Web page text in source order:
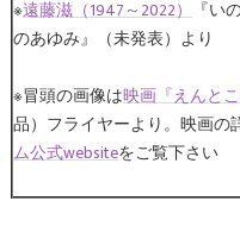
※遠藤滋（1947～2022）『い
のあゆみ』（未発表）より
※冒頭の画像は映画『えんと
品）フライヤーより。映画の
ム公式websiteをご覧下さい